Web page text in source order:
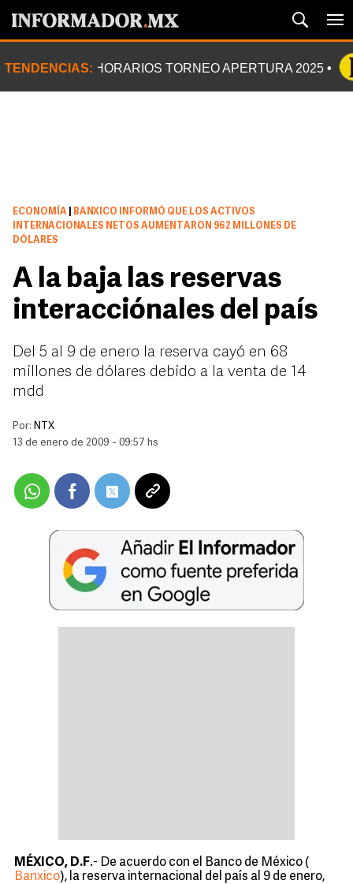
TENDENCIAS: HORARIOS TORNEO APERTURA 2025
ECONOMÍA
BANXICO INFORMÓ QUE LOS ACTIVOS
INTERNACIONALES NETOS AUMENTARON 962 MILLONES DE
DÓLARES
A la baja las reservas
interacciónales del país
Del 5 al 9 de enero la reserva cayó en 68
millones de dólares debido a la venta de 14
mdd
Por: NTX
13 de enero de 2009 - 09:57 hs
MÉXICO, D.F.- De acuerdo con el Banco de México (
Banxico), la reserva internacional del país al 9 de enero,